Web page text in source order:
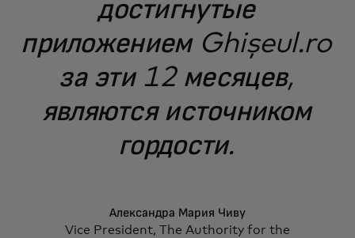
достигнутые
приложением Ghișeul.ro
за эти 12 месяцев,
являются источником
гордости.
Александра Мария Чиву
Vice President, The Authority for the